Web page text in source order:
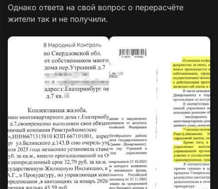
Текст обращения
Однако ответа на свой вопрос о перерасчёте
жители так и не получили.